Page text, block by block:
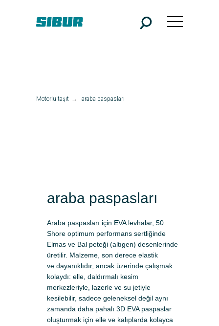
Motorlu taşıt → araba paspasları
araba paspasları
Araba paspasları için EVA levhalar, 50
Shore optimum performans sertliğinde
Elmas ve Bal peteği (altıgen) desenlerinde
üretilir. Malzeme, son derece elastik
ve dayanıklıdır, ancak üzerinde çalışmak
kolaydı: elle, daldırmalı kesim
merkezleriyle, lazerle ve su jetiyle
kesilebilir, sadece geleneksel değil aynı
zamanda daha pahalı 3D EVA paspaslar
oluşturmak için elle ve kalıplarda kolayca